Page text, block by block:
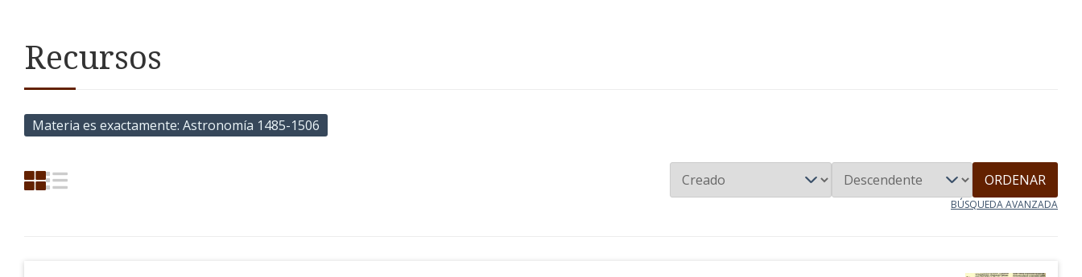
Recursos
Materia es exactamente Astronomía 1485-1506
ORDENAR
BÚSQUEDA AVANZADA